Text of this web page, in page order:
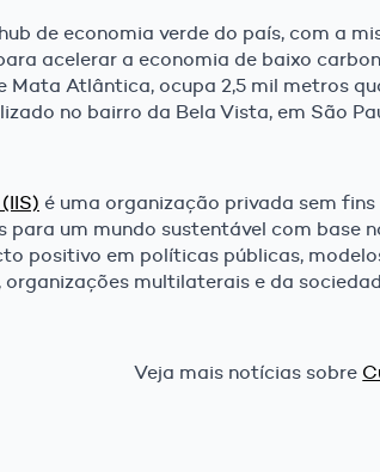
de economia verde do país, com a
acelerar a economia de baixo
Mata Atlântica, ocupa 2,5 mil metros
no bairro da Bela Vista, em São
é uma organização privada sem
um mundo sustentável com base
positivo em políticas públicas,
multilaterais e da
Veja mais notícias sobre